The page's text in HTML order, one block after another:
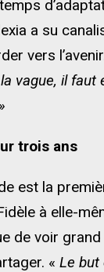
a su
vers
vague, il faut
trois ans
est la
à elle-
de voir
« Le but